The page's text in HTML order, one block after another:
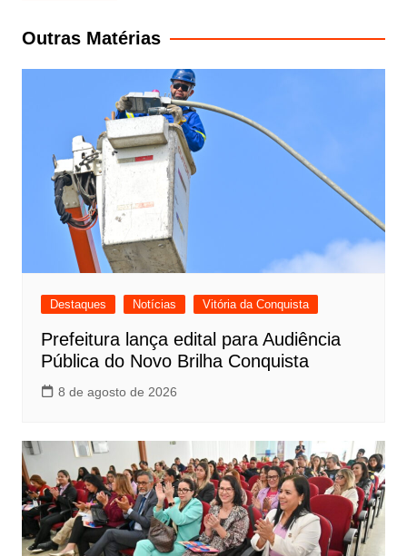
Post
Outras Matérias
Destaques Notícias Vitória da Conquista
Prefeitura lança edital para Audiência
Pública do Novo Brilha Conquista
8 de agosto de 2026